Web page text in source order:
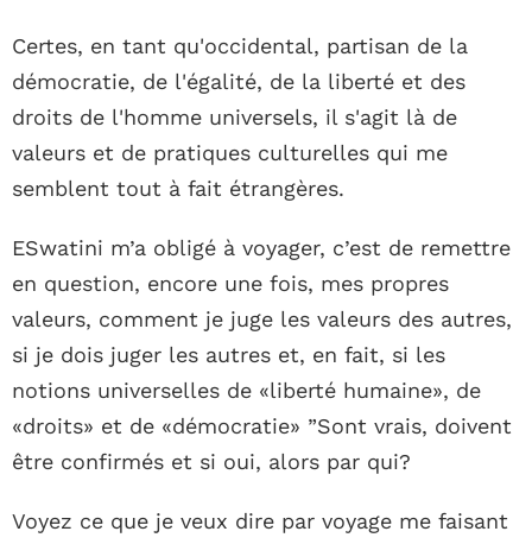
Certes, en tant qu'occidental, partisan de la
démocratie, de l'égalité, de la liberté et des
droits de l'homme universels, il s'agit là de
valeurs et de pratiques culturelles qui me
semblent tout à fait étrangères.
ESwatini m’a obligé à voyager, c’est de remettre
en question, encore une fois, mes propres
valeurs, comment je juge les valeurs des autres,
si je dois juger les autres et, en fait, si les
notions universelles de «liberté humaine», de
«droits» et de «démocratie» ”Sont vrais, doivent
être confirmés et si oui, alors par qui?
Voyez ce que je veux dire par voyage me faisant